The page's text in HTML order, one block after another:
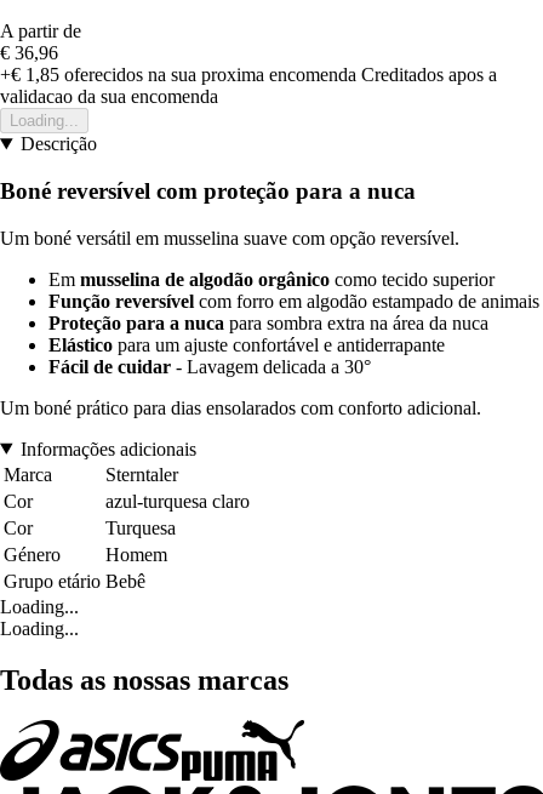
A partir de
€ 36,96
+€ 1,85 oferecidos na sua proxima encomenda Creditados apos a
validacao da sua encomenda
Loading...
Descrição
Boné reversível com proteção para a nuca
Um boné versátil em musselina suave com opção reversível.
Em musselina de algodão orgânico como tecido superior
Função reversível com forro em algodão estampado de animais
Proteção para a nuca para sombra extra na área da nuca
Elástico para um ajuste confortável e antiderrapante
Fácil de cuidar - Lavagem delicada a 30°
Um boné prático para dias ensolarados com conforto adicional.
Informações adicionais
Marca
Sterntaler
Cor
azul-turquesa claro
Cor
Turquesa
Género
Homem
Grupo etário Bebê
Loading...
Loading...
Todas as nossas marcas